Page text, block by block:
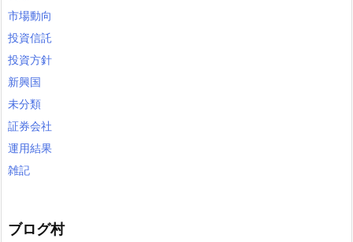
市場動向
投資信託
投資方針
新興国
未分類
証券会社
運用結果
雑記
ブログ村